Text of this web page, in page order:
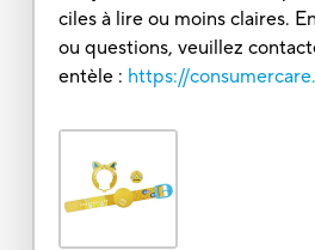
ciles à lire ou moins claires.
ou questions, veuillez
entèle : https://